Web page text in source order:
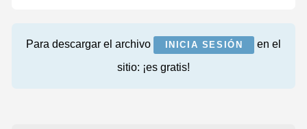
Para descargar el archivo INICIA SESIÓN
en el
sitio: ¡es gratis!